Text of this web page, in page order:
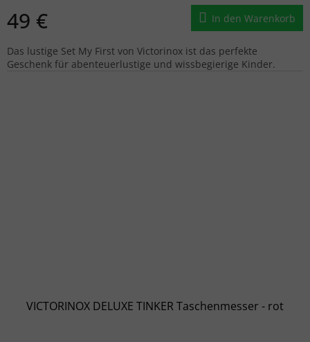
49 € In den Warenkorb
Das lustige Set My First von Victorinox ist das perfekte
Geschenk für abenteuerlustige und wissbegierige Kinder.
VICTORINOX DELUXE TINKER Taschenmesser - rot